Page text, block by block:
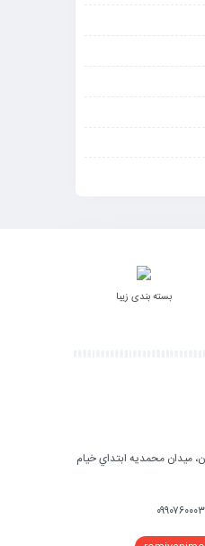
بسته بندی زیبا
ميدان محمديه ابتداي خيام